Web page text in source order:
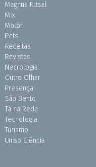
Magnus Futsal
Mix
Motor
Pets
Receitas
Revistas
Necrologia
Outro Olhar
Presença
São Bento
Tá na Rede
Tecnologia
Turismo
Uniso Ciência